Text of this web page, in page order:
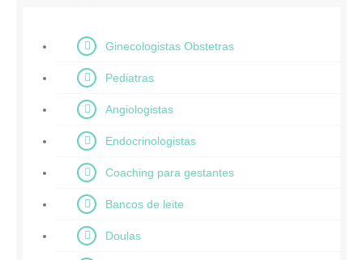
Ginecologistas Obstetras
Pediatras
Angiologistas
Endocrinologistas
Coaching para gestantes
Bancos de leite
Doulas